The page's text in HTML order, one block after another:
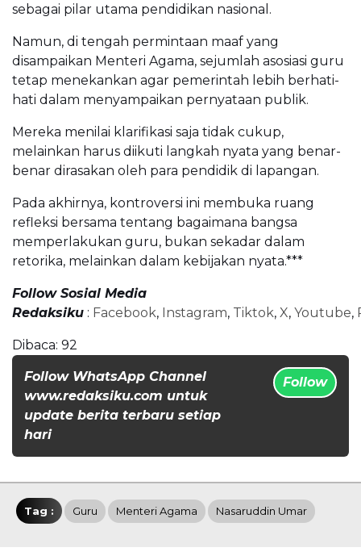
sebagai pilar utama pendidikan nasional.
Namun, di tengah permintaan maaf yang
disampaikan Menteri Agama, sejumlah asosiasi guru
tetap menekankan agar pemerintah lebih berhati-
hati dalam menyampaikan pernyataan publik.
Mereka menilai klarifikasi saja tidak cukup,
melainkan harus diikuti langkah nyata yang benar-
benar dirasakan oleh para pendidik di lapangan.
Pada akhirnya, kontroversi ini membuka ruang
refleksi bersama tentang bagaimana bangsa
memperlakukan guru, bukan sekadar dalam
retorika, melainkan dalam kebijakan nyata.***
Follow Sosial Media
Redaksiku : Facebook, Instagram, Tiktok, X, Youtube,
Dibaca: 92
Follow WhatsApp Channel
www.redaksiku.com untuk
update berita terbaru setiap
hari
Follow
Tag : Guru Menteri Agama Nasaruddin Umar